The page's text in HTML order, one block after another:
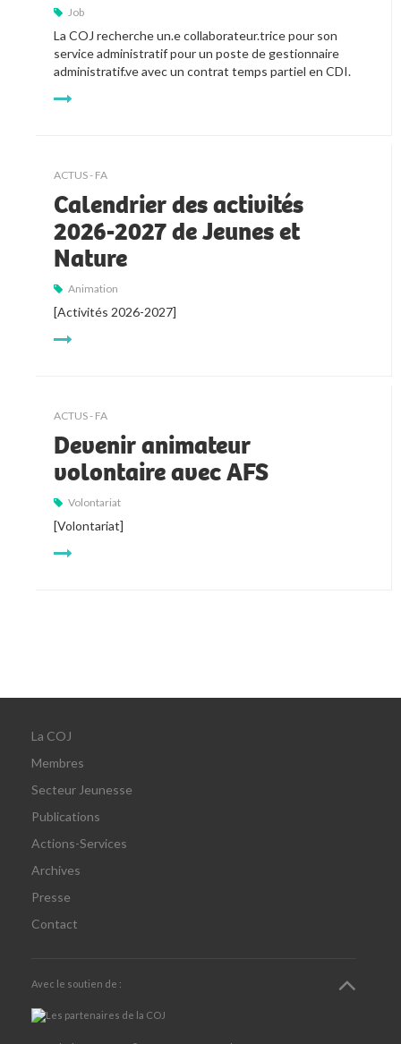
Job
La COJ recherche un.e collaborateur.trice pour son
service administratif pour un poste de gestionnaire
administratif.ve avec un contrat temps partiel en CDI.
ACTUS - FA
Calendrier des activités
2026-2027 de Jeunes et
Nature
Animation
[Activités 2026-2027]
ACTUS - FA
Devenir animateur
volontaire avec AFS
Volontariat
[Volontariat]
La COJ
Membres
Secteur Jeunesse
Publications
Actions-Services
Archives
Presse
Contact
Avec le soutien de :